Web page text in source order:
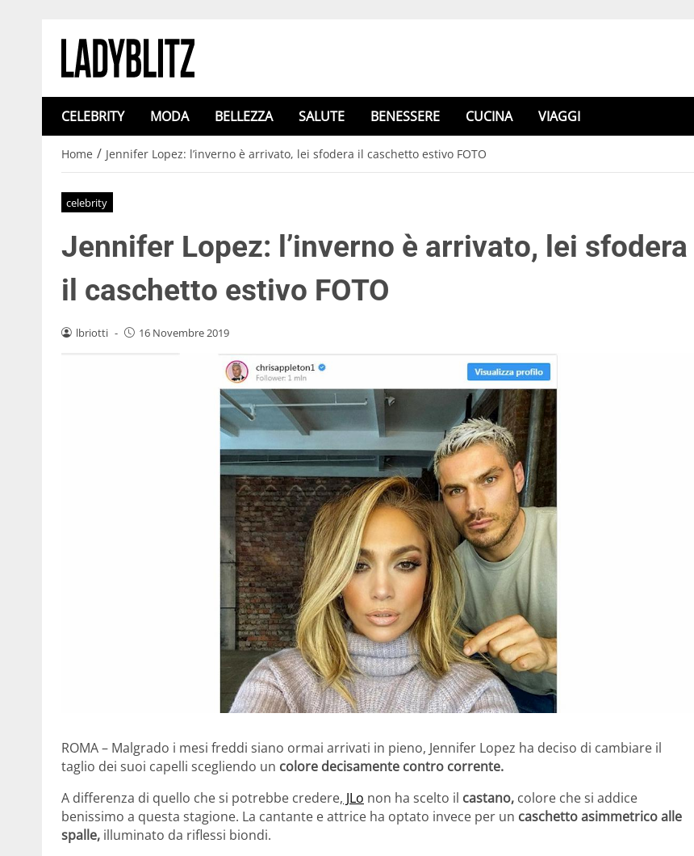
CELEBRITY MODA BELLEZZA SALUTE BENESSERE CUCINA VIAGGI
Home / Jennifer Lopez: l’inverno è arrivato, lei sfodera il caschetto estivo FOTO
celebrity
Jennifer Lopez: l’inverno è arrivato, lei sfodera
il caschetto estivo FOTO
lbriotti - 16 Novembre 2019
ROMA – Malgrado i mesi freddi siano ormai arrivati in pieno, Jennifer Lopez ha deciso di cambiare il
taglio dei suoi capelli scegliendo un colore decisamente contro corrente.
A differenza di quello che si potrebbe credere, JLo non ha scelto il castano, colore che si addice
benissimo a questa stagione. La cantante e attrice ha optato invece per un caschetto asimmetrico alle
spalle, illuminato da riflessi biondi.